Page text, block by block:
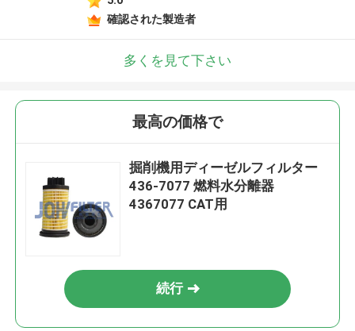
確認された製造者
多くを見て下さい
最高の価格で
掘削機用ディーゼルフィルター
436-7077 燃料水分離器
4367077 CAT用
続行